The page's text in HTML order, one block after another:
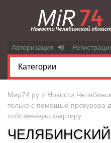
Авторизация
Мир74.ру » Новости
только с помощью прокурора
собственную квартиру